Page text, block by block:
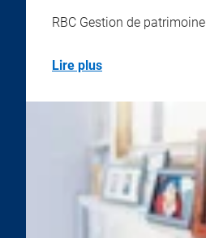
RBC Gestion de patrimoine
Lire plus